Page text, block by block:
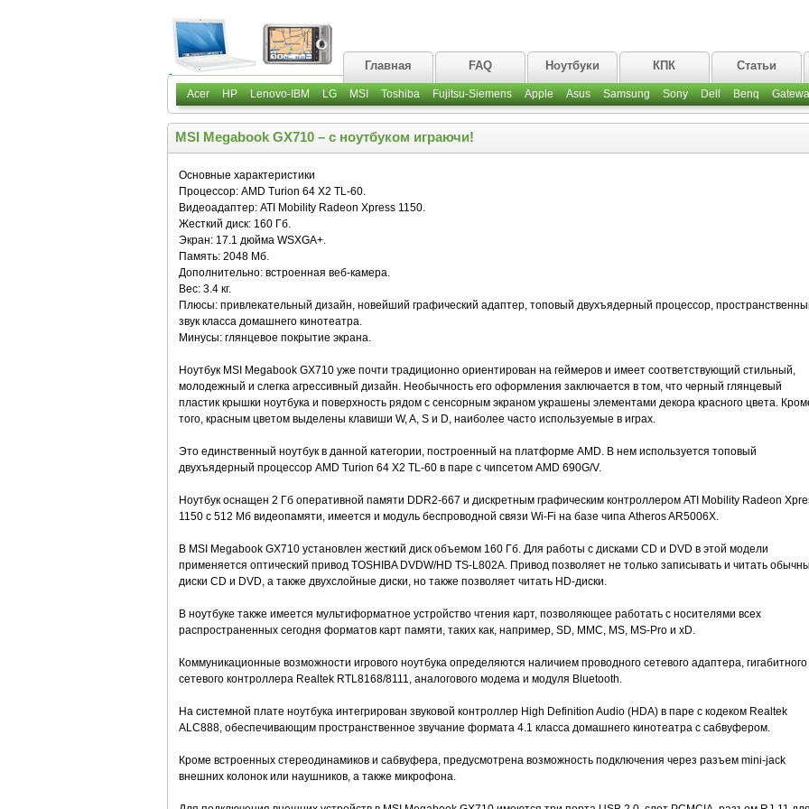
Главная FAQ Ноутбуки КПК Статьи
Acer HP Lenovo-IBM LG MSI Toshiba Fujitsu-Siemens Apple Asus Samsung Sony Dell Benq
MSI Megabook GX710 – с ноутбуком играючи!
Основные характеристики
Процессор: AMD Turion 64 X2 TL-60.
Видеоадаптер: ATI Mobility Radeon Xpress 1150.
Жесткий диск: 160 Гб.
Экран: 17.1 дюйма WSXGA+.
Память: 2048 Мб.
Дополнительно: встроенная веб-камера.
Вес: 3.4 кг.
Плюсы: привлекательный дизайн, новейший графический адаптер, топовый двухъядерный процессор,
звук класса домашнего кинотеатра.
Минусы: глянцевое покрытие экрана.
Ноутбук MSI Megabook GX710 уже почти традиционно ориентирован на геймеров и имеет соответствующий стильный,
молодежный и слегка агрессивный дизайн. Необычность его оформления заключается в том, что черный глянцевый
пластик крышки ноутбука и поверхность рядом с сенсорным экраном украшены элементами декора красного цвета.
того, красным цветом выделены клавиши W, A, S и D, наиболее часто используемые в играх.
Это единственный ноутбук в данной категории, построенный на платформе AMD. В нем используется топовый
двухъядерный процессор AMD Turion 64 Х2 TL-60 в паре с чипсетом AMD 690G/V.
Ноутбук оснащен 2 Гб оперативной памяти DDR2-667 и дискретным графическим контроллером ATI Mobility Radeon
1150 с 512 Мб видеопамяти, имеется и модуль беспроводной связи Wi-Fi на базе чипа Atheros AR5006X.
В MSI Megabook GX710 установлен жесткий диск объемом 160 Гб. Для работы с дисками CD и DVD в этой модели
применяется оптический привод TOSHIBA DVDW/HD TS-L802A. Привод позволяет не только записывать и читать
диски CD и DVD, а также двухслойные диски, но также позволяет читать HD-диски.
В ноутбуке также имеется мультиформатное устройство чтения карт, позволяющее работать с носителями всех
распространенных сегодня форматов карт памяти, таких как, например, SD, MMC, MS, MS-Pro и xD.
Коммуникационные возможности игрового ноутбука определяются наличием проводного сетевого адаптера, гигабитного
сетевого контроллера Realtek RTL8168/8111, аналогового модема и модуля Bluetooth.
На системной плате ноутбука интегрирован звуковой контроллер High Definition Audio (HDA) в паре с кодеком Realtek
ALC888, обеспечивающим пространственное звучание формата 4.1 класса домашнего кинотеатра с сабвуфером.
Кроме встроенных стереодинамиков и сабвуфера, предусмотрена возможность подключения через разъем mini-jack
внешних колонок или наушников, а также микрофона.